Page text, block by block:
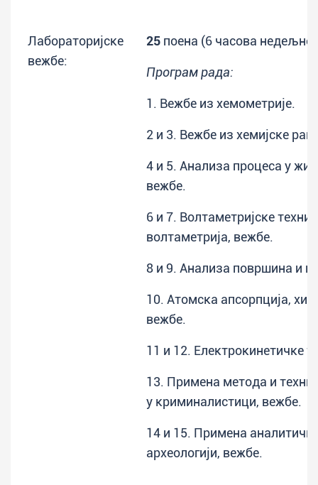
Лабораторијске
вежбе:
25 поена (6 часова недељно)
Програм рада:
1. Вежбе из хемометрије.
2 и 3. Вежбе из хемијске
4 и 5. Анализа процеса у
вежбе.
6 и 7. Волтаметријске
волтаметрија, вежбе.
8 и 9. Анализа површина и
10. Атомска апсорпција,
вежбе.
11 и 12. Електрокинетичке
13. Примена метода и
у криминалистици, вежбе.
14 и 15. Примена
археологији, вежбе.